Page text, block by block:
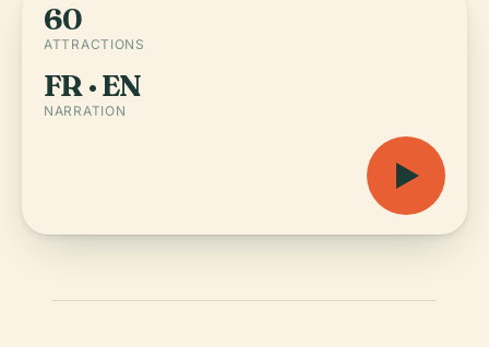
60
ATTRACTIONS
FR · EN
NARRATION